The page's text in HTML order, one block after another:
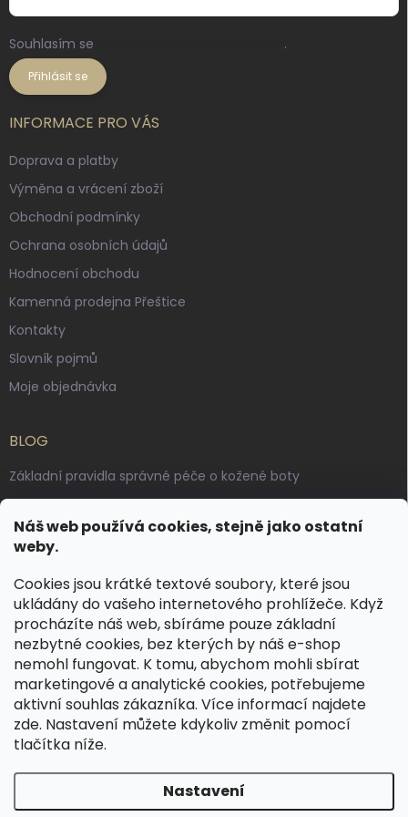
Náš web používá cookies, stejně jako ostatní
weby.
Cookies jsou krátké textové soubory, které jsou
ukládány do vašeho internetového prohlížeče. Když
procházíte náš web, sbíráme pouze základní
nezbytné cookies, bez kterých by náš e-shop
nemohl fungovat. K tomu, abychom mohli sbírat
marketingové a analytické cookies, potřebujeme
aktivní souhlas zákazníka. Více informací najdete
zde. Nastavení můžete kdykoliv změnit pomocí
tlačítka níže.
Nastavení
Souhlasím se .
Přihlásit se
INFORMACE PRO VÁS
Doprava a platby
Výměna a vrácení zboží
Obchodní podmínky
Ochrana osobních údajů
Hodnocení obchodu
Kamenná prodejna Přeštice
Kontakty
Slovník pojmů
Moje objednávka
BLOG
Základní pravidla správné péče o kožené boty
Výroba českých kožených opasků: vůně pravé kůže, dotek
řemesla
KONTAKT
dotazy@spongr.cz
+420 776 663 962
https://www.facebook.com/spongr.cz
spongr.cz